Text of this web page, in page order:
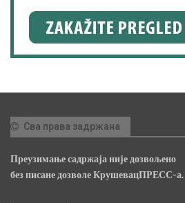
Сва права задржана
Преузимање садржаја није дозвољено
без писане дозволе КрушевацПРЕСС-а.